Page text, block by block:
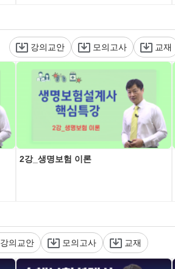
강의교안 모의고사 교재
강의교안 모의고사 교재
2강_생명보험 이론